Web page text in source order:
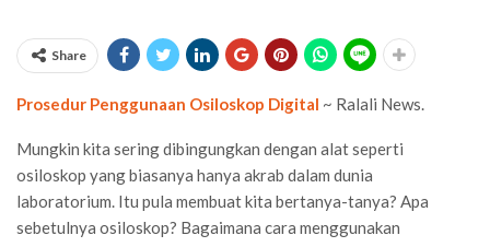
Share
Prosedur Penggunaan Osiloskop Digital ~ Ralali News.
Mungkin kita sering dibingungkan dengan alat seperti
osiloskop yang biasanya hanya akrab dalam dunia
laboratorium. Itu pula membuat kita bertanya-tanya? Apa
sebetulnya osiloskop? Bagaimana cara menggunakan